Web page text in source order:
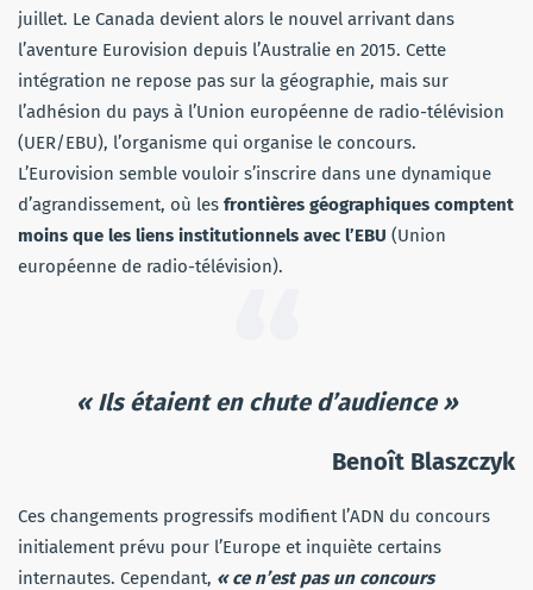
juillet. Le Canada devient alors le nouvel arrivant dans
l’aventure Eurovision depuis l’Australie en 2015. Cette
intégration ne repose pas sur la géographie, mais sur
l’adhésion du pays à l’Union européenne de radio-télévision
(UER/EBU), l’organisme qui organise le concours.
L’Eurovision semble vouloir s’inscrire dans une dynamique
d’agrandissement, où les frontières géographiques comptent
moins que les liens institutionnels avec l’EBU (Union
européenne de radio-télévision).
« Ils étaient en chute d’audience »
Benoît Blaszczyk
Ces changements progressifs modifient l’ADN du concours
initialement prévu pour l’Europe et inquiète certains
internautes. Cependant, « ce n’est pas un concours